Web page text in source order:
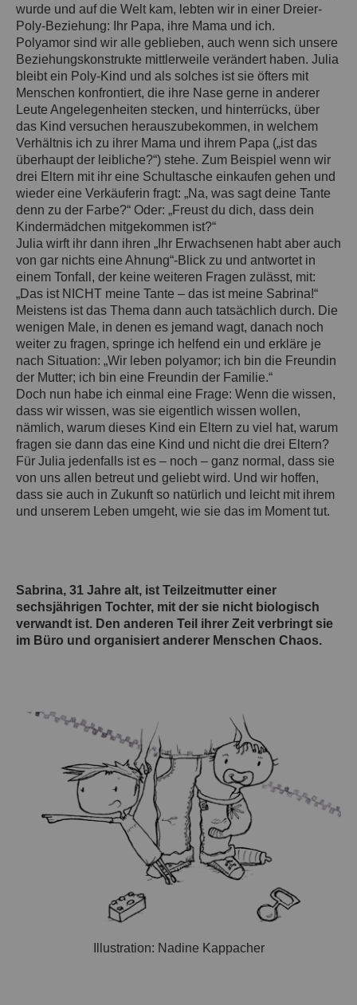
wurde und auf die Welt kam, lebten wir in einer Dreier-
Poly-Beziehung: Ihr Papa, ihre Mama und ich.
Polyamor sind wir alle geblieben, auch wenn sich unsere
Beziehungskonstrukte mittlerweile verändert haben. Julia
bleibt ein Poly-Kind und als solches ist sie öfters mit
Menschen konfrontiert, die ihre Nase gerne in anderer
Leute Angelegenheiten stecken, und hinterrücks, über
das Kind versuchen herauszubekommen, in welchem
Verhältnis ich zu ihrer Mama und ihrem Papa („ist das
überhaupt der leibliche?“) stehe. Zum Beispiel wenn wir
drei Eltern mit ihr eine Schultasche einkaufen gehen und
wieder eine Verkäuferin fragt: „Na, was sagt deine Tante
denn zu der Farbe?“ Oder: „Freust du dich, dass dein
Kindermädchen mitgekommen ist?“
Julia wirft ihr dann ihren „Ihr Erwachsenen habt aber auch
von gar nichts eine Ahnung“-Blick zu und antwortet in
einem Tonfall, der keine weiteren Fragen zulässt, mit:
„Das ist NICHT meine Tante – das ist meine Sabrina!“
Meistens ist das Thema dann auch tatsächlich durch. Die
wenigen Male, in denen es jemand wagt, danach noch
weiter zu fragen, springe ich helfend ein und erkläre je
nach Situation: „Wir leben polyamor; ich bin die Freundin
der Mutter; ich bin eine Freundin der Familie.“
Doch nun habe ich einmal eine Frage: Wenn die wissen,
dass wir wissen, was sie eigentlich wissen wollen,
nämlich, warum dieses Kind ein Eltern zu viel hat, warum
fragen sie dann das eine Kind und nicht die drei Eltern?
Für Julia jedenfalls ist es – noch – ganz normal, dass sie
von uns allen betreut und geliebt wird. Und wir hoffen,
dass sie auch in Zukunft so natürlich und leicht mit ihrem
und unserem Leben umgeht, wie sie das im Moment tut.
Sabrina, 31 Jahre alt, ist Teilzeitmutter einer
sechsjährigen Tochter, mit der sie nicht biologisch
verwandt ist. Den anderen Teil ihrer Zeit verbringt sie
im Büro und organisiert anderer Menschen Chaos.
Illustration: Nadine Kappacher